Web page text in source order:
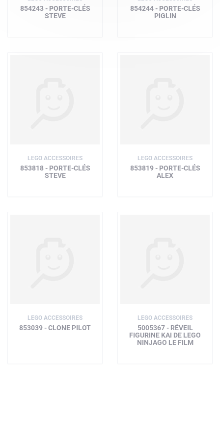
854243 - PORTE-CLÉS
STEVE
854244 - PORTE-CLÉS
PIGLIN
LEGO ACCESSOIRES
853818 - PORTE-CLÉS
STEVE
LEGO ACCESSOIRES
853819 - PORTE-CLÉS
ALEX
LEGO ACCESSOIRES
853039 - CLONE PILOT
LEGO ACCESSOIRES
5005367 - RÉVEIL
FIGURINE KAI DE LEGO
NINJAGO LE FILM